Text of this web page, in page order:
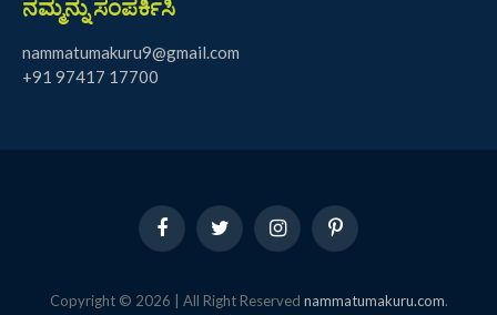
ನಮ್ಮನ್ನು ಸಂಪರ್ಕಿಸಿ
nammatumakuru9@gmail.com
+91 97417 17700
FacebookTwitter InstagramPinterest
Copyright © 2026 | All Right Reserved nammatumakuru.com.